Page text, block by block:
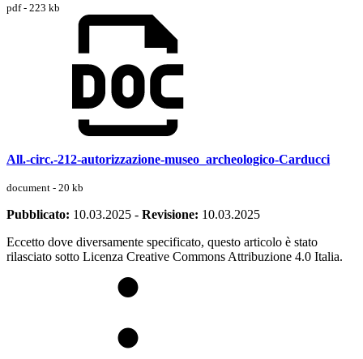
pdf - 223 kb
All.-circ.-212-autorizzazione-museo_archeologico-Carducci
document - 20 kb
Pubblicato: 10.03.2025 - Revisione: 10.03.2025
Eccetto dove diversamente specificato, questo articolo è stato
rilasciato sotto Licenza Creative Commons Attribuzione 4.0 Italia.